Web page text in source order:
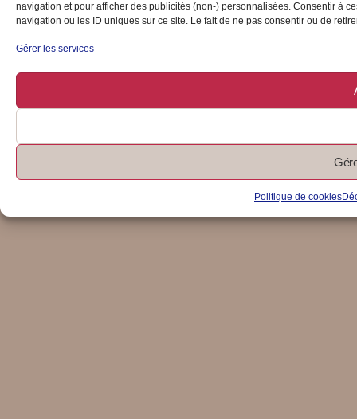
navigation et pour afficher des publicités (non-) personnalisées. Consentir à
navigation ou les ID uniques sur ce site. Le fait de ne pas consentir ou de
Gérer les services
Politique de cookies